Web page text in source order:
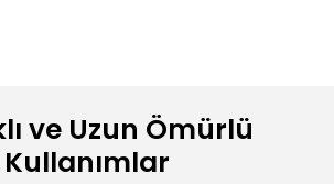
ve Uzun Ömürlü
Kullanımlar